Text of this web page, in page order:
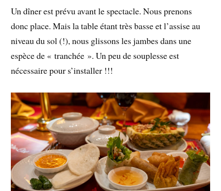
Un dîner est prévu avant le spectacle. Nous prenons
donc place. Mais la table étant très basse et l’assise au
niveau du sol (!), nous glissons les jambes dans une
espèce de « tranchée ». Un peu de souplesse est
nécessaire pour s’installer !!!